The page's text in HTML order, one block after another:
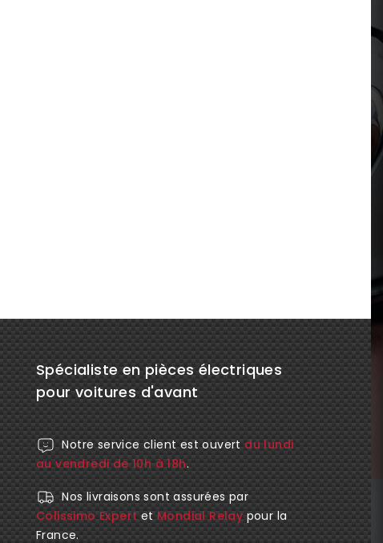
Spécialiste en pièces électriques
pour voitures d'avant
Notre service client est ouvertdu lundi
au vendredi de 10h à 18h.
Nos livraisons sont assurées par
Colissimo ExpertetMondial Relaypour la
France.